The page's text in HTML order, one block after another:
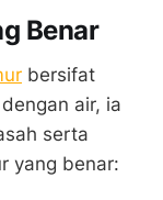
Benar
bersifat
air, ia
serta
yang benar: